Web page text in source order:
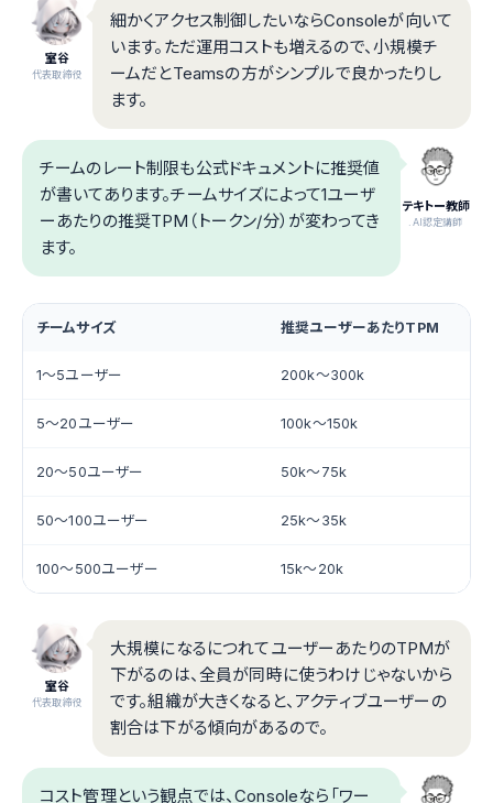
室谷
代表取締役
細かくアクセス制御したいならConsoleが向いて
います。ただ運用コストも増えるので、小規模チ
ームだとTeamsの方がシンプルで良かったりし
ます。
テキトー教師
.AI認定講師
チームのレート制限も公式ドキュメントに推奨値
が書いてあります。チームサイズによって1ユーザ
ーあたりの推奨TPM（トークン/分）が変わってき
ます。
チームサイズ 推奨ユーザーあたりTPM
1〜5ユーザー 200k〜300k
5〜20ユーザー 100k〜150k
20〜50ユーザー 50k〜75k
50〜100ユーザー 25k〜35k
100〜500ユーザー 15k〜20k
室谷
代表取締役
大規模になるにつれてユーザーあたりのTPMが
下がるのは、全員が同時に使うわけじゃないから
です。組織が大きくなると、アクティブユーザーの
割合は下がる傾向があるので。
コスト管理という観点では、Consoleなら「ワー